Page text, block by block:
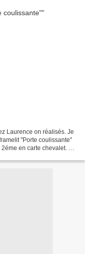
Laurence on réalisés. Je
"Porte coulissante"
en carte chevalet. Le